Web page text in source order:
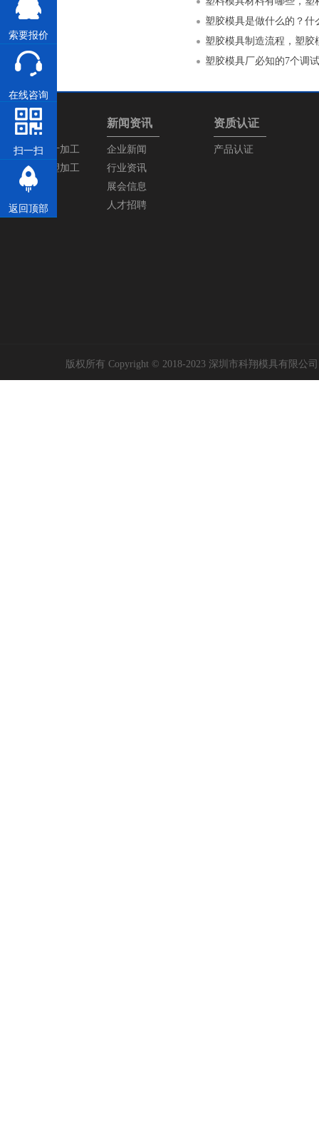
塑胶模具是做什么的？什
塑胶模具制造流程，塑胶
塑胶模具厂必知的7个调
产品中心
塑胶模具设计加工
塑胶产品注塑加工
新闻资讯
企业新闻
行业资讯
展会信息
人才招聘
资质认证
产品认证
版权所有 Copyright © 2018-2023 深圳市科翔模具有限公
索要报价
在线咨询
扫一扫
返回顶部